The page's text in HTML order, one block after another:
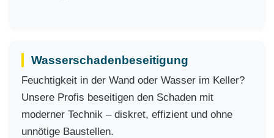
Wasserschadenbeseitigung
Feuchtigkeit in der Wand oder Wasser im Keller?
Unsere Profis beseitigen den Schaden mit
moderner Technik – diskret, effizient und ohne
unnötige Baustellen.